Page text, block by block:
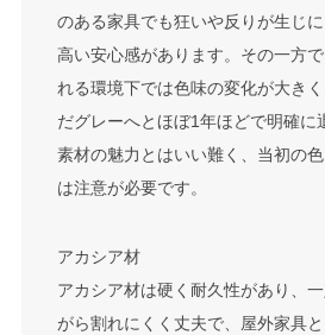
のある家具でも狂いや反りが生じ
高い安心感があります。その一方
れる環境下では色味の変化が大き
だグレーへとほぼ1年ほどで明確に
素材の魅力とはいい難く、当初の
は注意が必要です。
アカシア材
アカシア材は硬く耐久性があり、
がら割れにくく丈夫で、屋外家具